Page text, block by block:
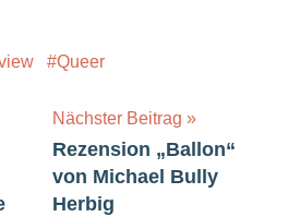
Queer
Nächster Beitrag
Rezension „Ballon“
von Michael Bully
Herbig